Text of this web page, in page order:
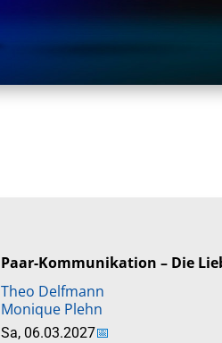
Paar-Kommunikation – Die
Theo Delfmann
Monique Plehn
Sa, 06.03.2027📅